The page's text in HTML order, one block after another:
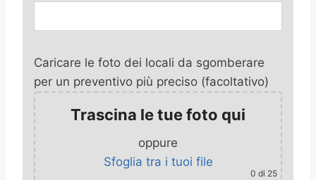
Caricare le foto dei locali da sgomberare
per un preventivo più preciso (facoltativo)
Trascina le tue foto qui
oppure
Sfoglia tra i tuoi file
0 di 25